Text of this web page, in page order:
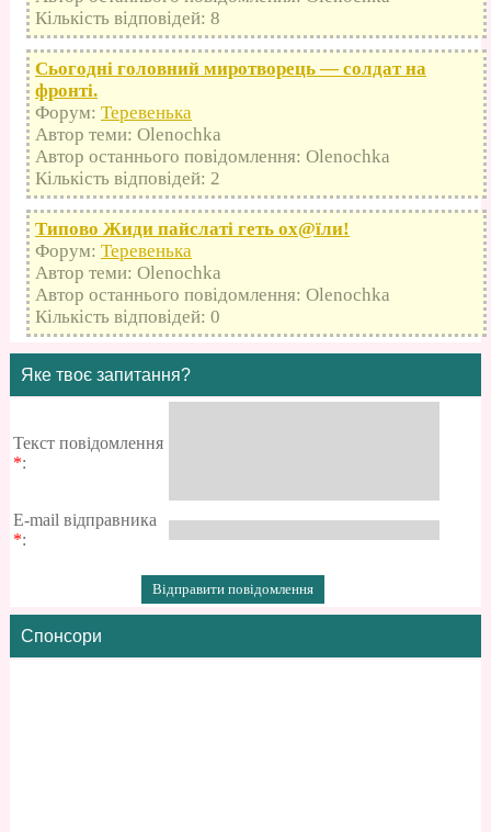
Кількість відповідей: 8
Сьогодні головний миротворець — солдат на
фронті.
Форум: Теревенька
Автор теми: Olenochka
Автор останнього повідомлення: Olenochka
Кількість відповідей: 2
Типово Жиди пайслаті геть оx@їли!
Форум: Теревенька
Автор теми: Olenochka
Автор останнього повідомлення: Olenochka
Кількість відповідей: 0
Яке твоє запитання?
Текст повідомлення
*:
E-mail відправника
*:
Спонсори